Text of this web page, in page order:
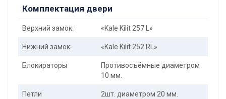
Комплектация двери
Верхний замок: «Kale Kilit 257 L»
Нижний замок: «Kale Kilit 252 RL»
Блокираторы
Противосъёмные диаметром
10 мм.
Петли 2шт. диаметром 20 мм.